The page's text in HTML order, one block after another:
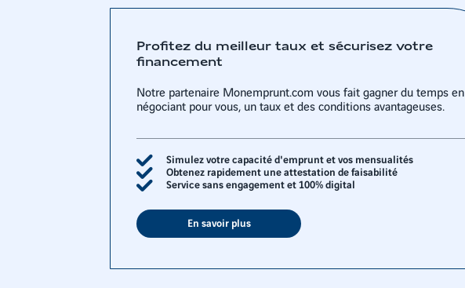
Profitez du meilleur taux et sécurisez votre
financement
Notre partenaire Monemprunt.com vous fait gagner du temps en
négociant pour vous, un taux et des conditions avantageuses.
Simulez votre capacité d'emprunt et vos mensualités
Obtenez rapidement une attestation de faisabilité
Service sans engagement et 100% digital
En savoir plus